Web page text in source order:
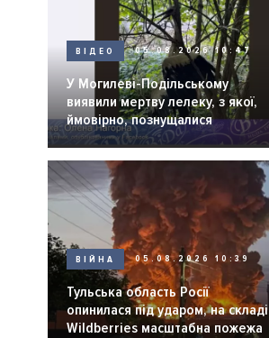
ВІДЕО 05.08.2026 10:47
У Могилеві-Подільському
виявили мертву лелеку, з якої,
ймовірно, познущалися
ВІЙНА 05.08.2026 10:39
Тульська область Росії
опинилася під ударом, на складі
Wildberries масштабна пожежа